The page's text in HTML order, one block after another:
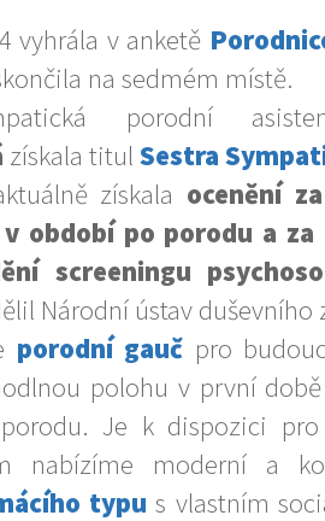
vyhrála v anketě
na sedmém místě.
porodní
získala titul Sestra
získala ocenění
období po porodu a
screeningu
Národní ústav duševního
porodní gauč pro
polohu v první
Je k dispozici pro
nabízíme moderní a
typu s vlastním